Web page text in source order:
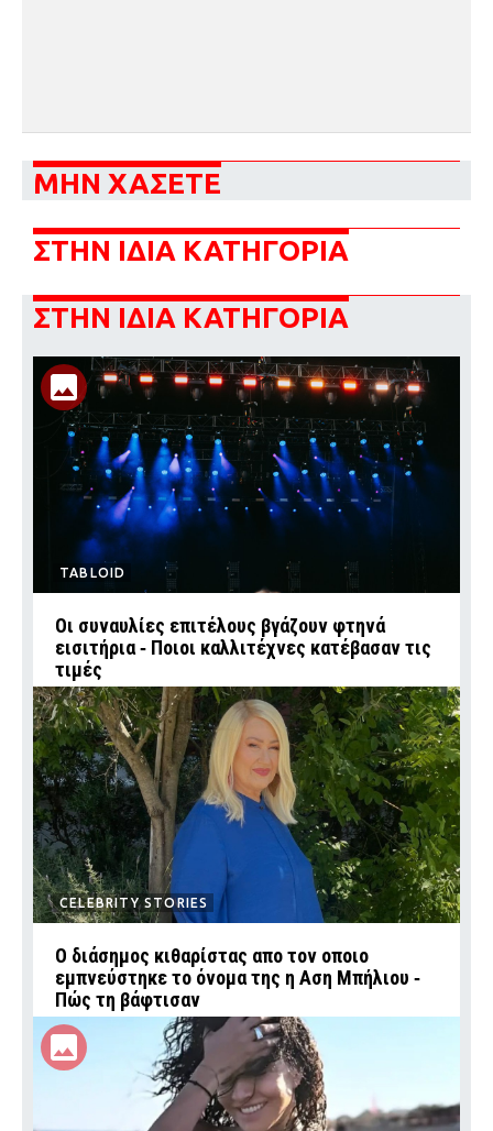
ΜΗΝ ΧΑΣΕΤΕ
ΣΤΗΝ ΙΔΙΑ ΚΑΤΗΓΟΡΙΑ
ΣΤΗΝ ΙΔΙΑ ΚΑΤΗΓΟΡΙΑ
TABLOID
Οι συναυλίες επιτέλους βγάζουν φτηνά
εισιτήρια ‑ Ποιοι καλλιτέχνες κατέβασαν τις
τιμές
CELEBRITY STORIES
Ο διάσημος κιθαρίστας απο τον οποιο
εμπνεύστηκε το όνομα της η Αση Μπήλιου ‑
Πώς τη βάφτισαν